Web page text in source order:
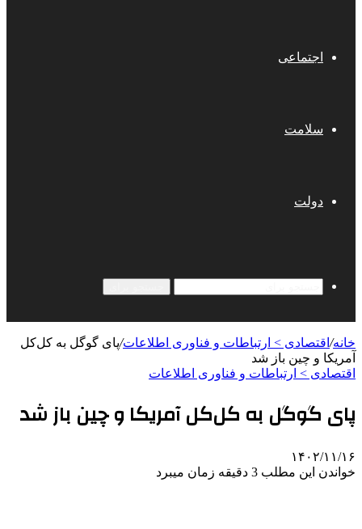
اجتماعی
سلامت
دولت
خانه/ اقتصادی > ارتباطات و فناوری اطلاعات/پای گوگل به کل‌کل
آمریکا و چین باز شد
اقتصادی > ارتباطات و فناوری اطلاعات
پای گوگل به کل‌کل آمریکا و چین باز شد
۱۴۰۲/۱۱/۱۶
خواندن این مطلب 3 دقیقه زمان میبرد